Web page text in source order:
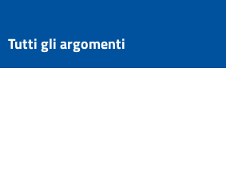
Tutti gli argomenti